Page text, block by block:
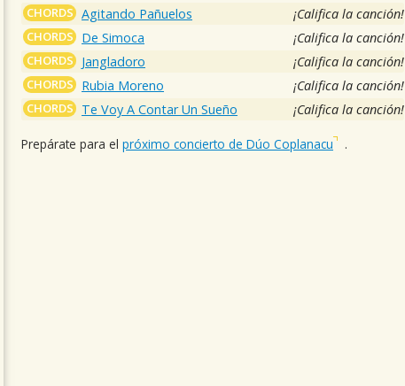
CHORDS Agitando Pañuelos ¡Califica la canción!
CHORDS De Simoca ¡Califica la canción!
CHORDS Jangladoro ¡Califica la canción!
CHORDS Rubia Moreno ¡Califica la canción!
CHORDS Te Voy A Contar Un Sueño ¡Califica la canción!
Prepárate para el próximo concierto de Dúo Coplanacu .